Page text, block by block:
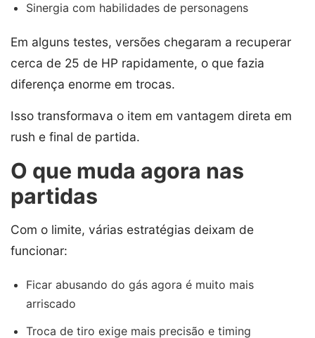
Sinergia com habilidades de personagens
Em alguns testes, versões chegaram a recuperar
cerca de 25 de HP rapidamente, o que fazia
diferença enorme em trocas.
Isso transformava o item em vantagem direta em
rush e final de partida.
O que muda agora nas
partidas
Com o limite, várias estratégias deixam de
funcionar:
Ficar abusando do gás agora é muito mais
arriscado
Troca de tiro exige mais precisão e timing